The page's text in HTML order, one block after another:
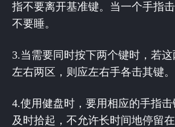
指不要离开基准键。当一个手指
不要睡。
3.当需要同时按下两个键时，若
左右两区，则应左右手各击其键。
4.使用健盘时，要用相应的手指
及时拾起，不允许长时间地停留